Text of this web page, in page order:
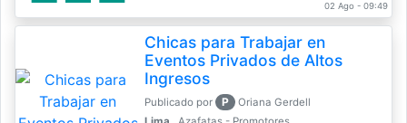
02 Ago - 09:49
Chicas para Trabajar en
Eventos Privados de Altos
Ingresos
Publicado por P
Oriana Gerdell